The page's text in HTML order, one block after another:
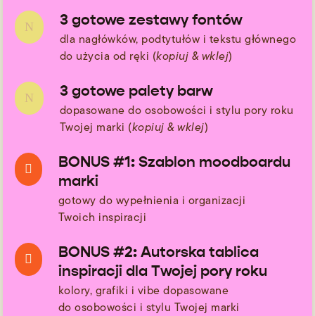
N 3 gotowe zestawy fontów
dla nagłówków, podtytułów i tekstu głównego
do użycia od ręki (kopiuj & wklej)
N 3 gotowe palety barw
dopasowane do osobowości i stylu pory roku
Twojej marki (kopiuj & wklej)

BONUS #1: Szablon moodboardu
marki
gotowy do wypełnienia i organizacji
Twoich inspiracji

BONUS #2: Autorska tablica
inspiracji dla Twojej pory roku
kolory, grafiki i vibe dopasowane
do osobowości i stylu Twojej marki